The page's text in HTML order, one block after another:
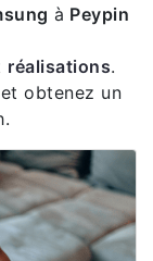
à Peypin
réalisations.
obtenez un